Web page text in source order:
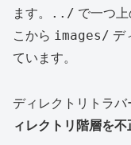
ます。
../ で一つ上
こから images/ デ
ています。
ディレクトリトラ
ィレクトリ階層を不